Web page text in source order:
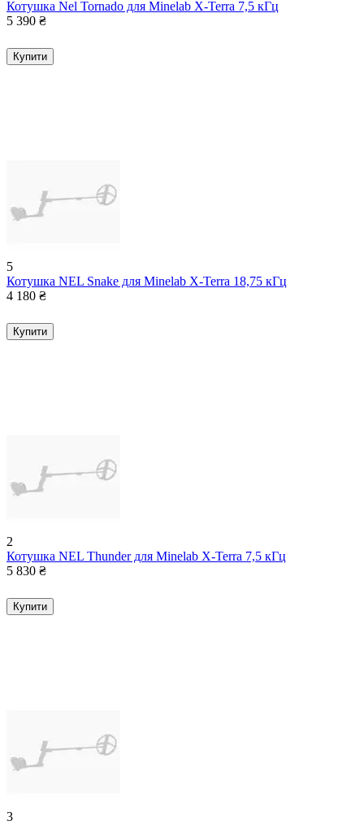
Котушка Nel Tornado для Minelab X-Terra 7,5 кГц
5 390 ₴
Купити
5
Котушка NEL Snake для Minelab X-Terra 18,75 кГц
4 180 ₴
Купити
2
Котушка NEL Thunder для Minelab X-Terra 7,5 кГц
5 830 ₴
Купити
3